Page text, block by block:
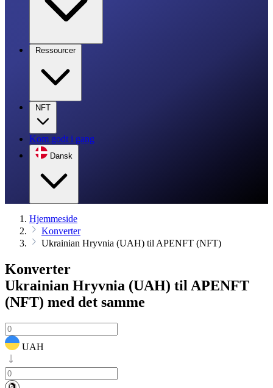
Ressourcer
NFT
Kom godt i gang
Dansk
Hjemmeside
Konverter
Ukrainian Hryvnia (UAH) til APENFT (NFT)
Konverter
Ukrainian Hryvnia (UAH) til APENFT
(NFT) med det samme
UAH